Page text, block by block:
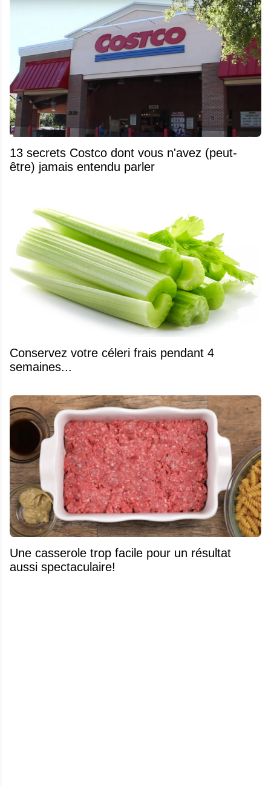
13 secrets Costco dont vous n'avez (peut-
être) jamais entendu parler
Conservez votre céleri frais pendant 4
semaines...
Une casserole trop facile pour un résultat
aussi spectaculaire!